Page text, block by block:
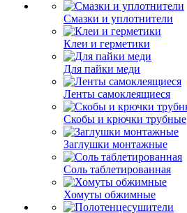
Смазки и уплотнители
Клеи и герметики
Для пайки меди
Ленты самоклеящиеся
Скобы и крючки трубные
Заглушки монтажные
Соль таблетированная
Хомуты обжимные